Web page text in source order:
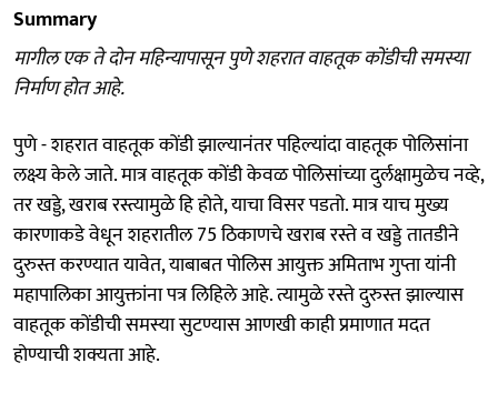
Summary
मागील एक ते दोन महिन्यापासून पुणे शहरात वाहतूक कोंडीची समस्या
निर्माण होत आहे.
पुणे - शहरात वाहतूक कोंडी झाल्यानंतर पहिल्यांदा वाहतूक पोलिसांना
लक्ष्य केले जाते. मात्र वाहतूक कोंडी केवळ पोलिसांच्या दुर्लक्षामुळेच नव्हे,
तर खड्डे, खराब रस्त्यामुळे हि होते, याचा विसर पडतो. मात्र याच मुख्य
कारणाकडे वेधून शहरातील 75 ठिकाणचे खराब रस्ते व खड्डे तातडीने
दुरुस्त करण्यात यावेत, याबाबत पोलिस आयुक्त अमिताभ गुप्ता यांनी
महापालिका आयुक्तांना पत्र लिहिले आहे. त्यामुळे रस्ते दुरुस्त झाल्यास
वाहतूक कोंडीची समस्या सुटण्यास आणखी काही प्रमाणात मदत
होण्याची शक्यता आहे.